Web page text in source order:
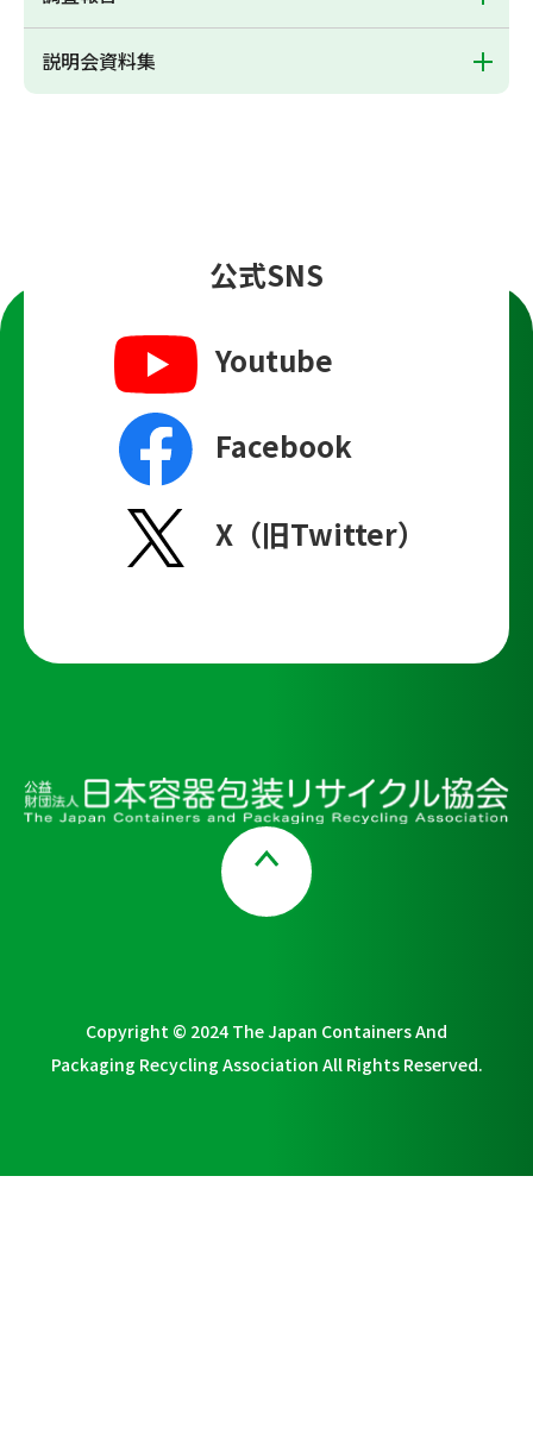
説明会資料集
公式SNS
Youtube
Facebook
X（旧Twitter）
Copyright © 2024 The Japan Containers And
Packaging Recycling Association All Rights Reserved.